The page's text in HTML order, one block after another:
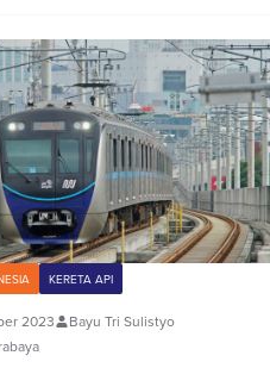
KERETA API
2023
Bayu Tri Sulistyo